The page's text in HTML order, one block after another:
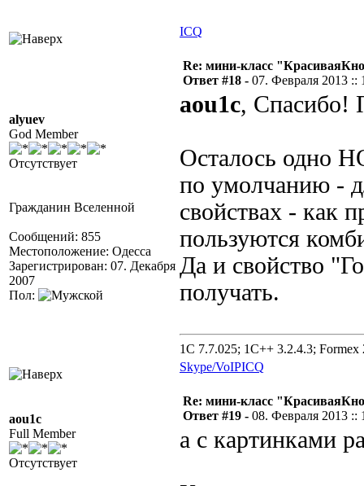
ICQ
alyuev
God Member
Отсутствует
Гражданин Вселенной
Сообщений: 855
Местоположение: Одесса
Зарегистрирован: 07. Декабря
2007
Пол:
Re: мини-класс
Ответ #18 - 07. Февраля 2013 ::
aou1c, Спасибо!
Осталось одно
по умолчанию -
свойствах - как
пользуются
Да и свойство
получать.
1C 7.7.025; 1C++ 3.2.4.3; Formex
Skype/VoIPICQ
aou1c
Full Member
Отсутствует
Re: мини-класс
Ответ #19 - 08. Февраля 2013 ::
а с картинками